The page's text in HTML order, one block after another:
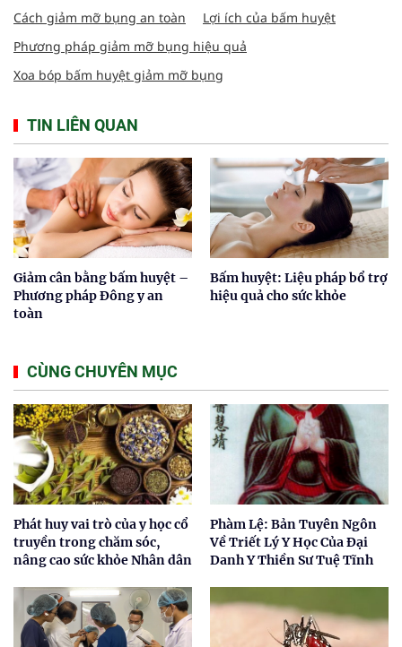
Cách giảm mỡ bụng an toàn
Lợi ích của bấm huyệt
Phương pháp giảm mỡ bụng hiệu quả
Xoa bóp bấm huyệt giảm mỡ bụng
TIN LIÊN QUAN
Giảm cân bằng bấm huyệt –
Phương pháp Đông y an
toàn
Bấm huyệt: Liệu pháp bổ trợ
hiệu quả cho sức khỏe
CÙNG CHUYÊN MỤC
Phát huy vai trò của y học cổ
truyền trong chăm sóc,
nâng cao sức khỏe Nhân dân
Phàm Lệ: Bản Tuyên Ngôn
Về Triết Lý Y Học Của Đại
Danh Y Thiền Sư Tuệ Tĩnh